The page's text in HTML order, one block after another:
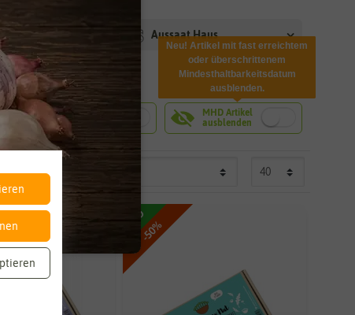
Aussaat Haus
-50%
BIO
Neu! Artikel mit fast erreichtem
oder überschrittenem
Mindesthaltbarkeitsdatum
ausblenden.